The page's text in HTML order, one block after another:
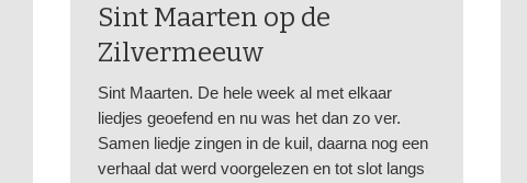
Sint Maarten op de
Zilvermeeuw
Sint Maarten. De hele week al met elkaar
liedjes geoefend en nu was het dan zo ver.
Samen liedje zingen in de kuil, daarna nog een
verhaal dat werd voorgelezen en tot slot langs